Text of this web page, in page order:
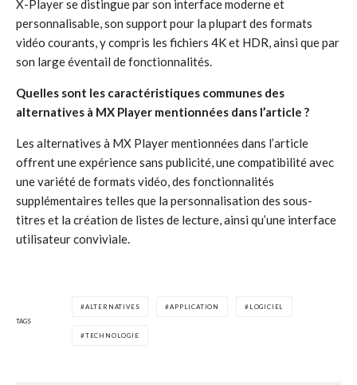
X-Player se distingue par son interface moderne et
personnalisable, son support pour la plupart des formats
vidéo courants, y compris les fichiers 4K et HDR, ainsi que par
son large éventail de fonctionnalités.
Quelles sont les caractéristiques communes des
alternatives à MX Player mentionnées dans l’article ?
Les alternatives à MX Player mentionnées dans l’article
offrent une expérience sans publicité, une compatibilité avec
une variété de formats vidéo, des fonctionnalités
supplémentaires telles que la personnalisation des sous-
titres et la création de listes de lecture, ainsi qu’une interface
utilisateur conviviale.
TAGS
ALTERNATIVES APPLICATION LOGICIEL
TECHNOLOGIE